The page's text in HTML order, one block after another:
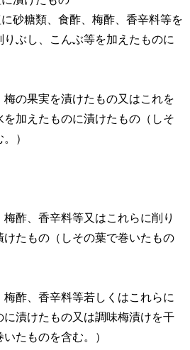
砂糖類、食酢、梅酢、香辛料等を
ぶし、こんぶ等を加えたものに
の果実を漬けたもの又はこれを
加えたものに漬けたもの（しそ
）
酢、香辛料等又はこれらに削り
たもの（しその葉で巻いたもの
酢、香辛料等若しくはこれらに
漬けたもの又は調味梅漬けを干
たものを含む。）